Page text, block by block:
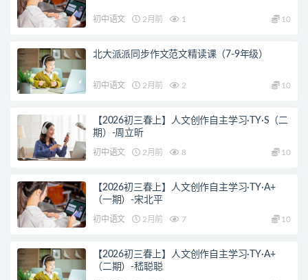
初中语文 2月前 1 10
北大派派同步作文范文精读课（7-9年级）
初中语文 2月前 2 10
【2026初三春上】人文创作自主学习·TY·S（二
期）-周立昕
初中语文 2月前 8 10
【2026初三春上】人文创作自主学习·TY·A+
（一期）-宋北平
初中语文 2月前 7 10
【2026初三春上】人文创作自主学习·TY·A+
（二期）-嵇聪聪